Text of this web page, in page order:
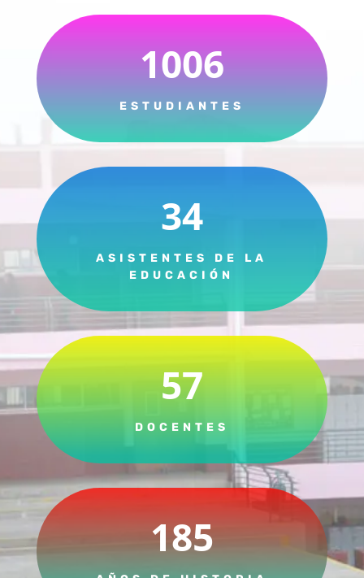
1006
ESTUDIANTES
34
ASISTENTES DE LA
EDUCACIÓN
57
DOCENTES
185